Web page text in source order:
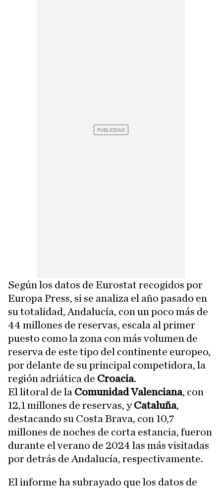
Según los datos de Eurostat recogidos por
Europa Press, si se analiza el año pasado en
su totalidad, Andalucía, con un poco más de
44 millones de reservas, escala al primer
puesto como la zona con más volumen de
reserva de este tipo del continente europeo,
por delante de su principal competidora, la
región adriática de Croacia.
El litoral de la Comunidad Valenciana, con
12,1 millones de reservas, yCataluña,
destacando su Costa Brava, con 10,7
millones de noches de corta estancia, fueron
durante el verano de 2024 las más visitadas
por detrás de Andalucía, respectivamente.
El informe ha subrayado que los datos de